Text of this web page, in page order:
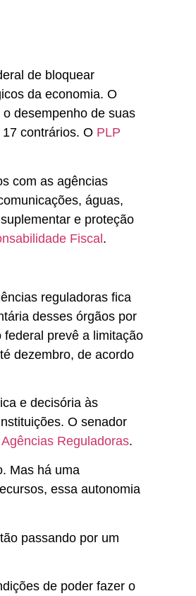
de bloquear
da economia. O
desempenho de suas
contrários. O PLP
com as agências
águas,
e proteção
Fiscal.
reguladoras fica
desses órgãos por
prevê a limitação
dezembro, de acordo
e decisória às
O senador
Reguladoras.
Mas há uma
essa autonomia
passando por um
de poder fazer o